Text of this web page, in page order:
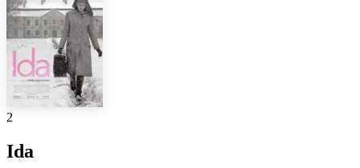
2
Ida